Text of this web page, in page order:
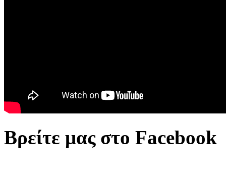
Βρείτε μας στο Facebook